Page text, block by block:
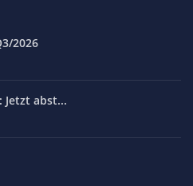
2026
Jetzt abst...